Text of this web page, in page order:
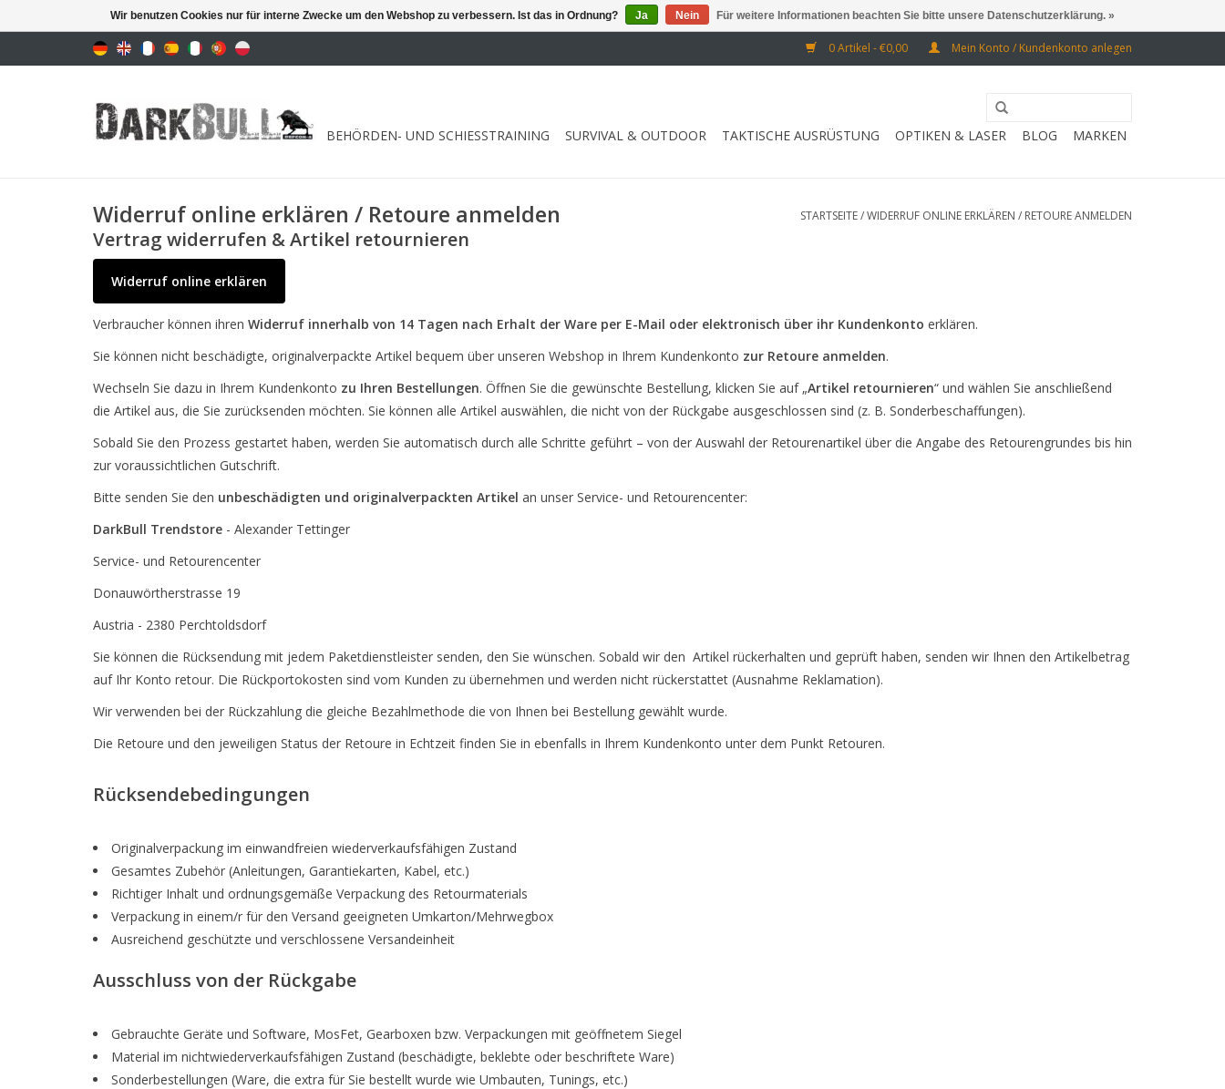
0 Artikel - €0,00 Mein Konto / Kundenkonto anlegen
BEHÖRDEN- UND SCHIESSTRAINING SURVIVAL & OUTDOOR TAKTISCHE AUSRÜSTUNG OPTIKEN & LASER BLOG MARKEN
Widerruf online erklären / Retoure anmelden STARTSEITE/WIDERRUF ONLINE ERKLÄREN / RETOURE ANMELDEN
Vertrag widerrufen & Artikel retournieren
Widerruf online erklären
Verbraucher können ihren Widerruf innerhalb von 14 Tagen nach Erhalt der Ware per E-Mail oder elektronisch über ihr Kundenkonto erklären.
Sie können nicht beschädigte, originalverpackte Artikel bequem über unseren Webshop in Ihrem Kundenkonto zur Retoure anmelden.
Wechseln Sie dazu in Ihrem Kundenkonto zu Ihren Bestellungen. Öffnen Sie die gewünschte Bestellung, klicken Sie auf „Artikel retournieren“ und wählen Sie anschließend
die Artikel aus, die Sie zurücksenden möchten. Sie können alle Artikel auswählen, die nicht von der Rückgabe ausgeschlossen sind (z. B. Sonderbeschaffungen).
Sobald Sie den Prozess gestartet haben, werden Sie automatisch durch alle Schritte geführt – von der Auswahl der Retourenartikel über die Angabe des Retourengrundes bis hin
zur voraussichtlichen Gutschrift.
Bitte senden Sie den unbeschädigten und originalverpackten Artikel an unser Service- und Retourencenter:
DarkBull Trendstore - Alexander Tettinger
Service- und Retourencenter
Donauwörtherstrasse 19
Austria - 2380 Perchtoldsdorf
Sie können die Rücksendung mit jedem Paketdienstleister senden, den Sie wünschen. Sobald wir den Artikel rückerhalten und geprüft haben, senden wir Ihnen den Artikelbetrag
auf Ihr Konto retour. Die Rückportokosten sind vom Kunden zu übernehmen und werden nicht rückerstattet (Ausnahme Reklamation).
Wir verwenden bei der Rückzahlung die gleiche Bezahlmethode die von Ihnen bei Bestellung gewählt wurde.
Die Retoure und den jeweiligen Status der Retoure in Echtzeit finden Sie in ebenfalls in Ihrem Kundenkonto unter dem Punkt Retouren.
Rücksendebedingungen
Originalverpackung im einwandfreien wiederverkaufsfähigen Zustand
Gesamtes Zubehör (Anleitungen, Garantiekarten, Kabel, etc.)
Richtiger Inhalt und ordnungsgemäße Verpackung des Retourmaterials
Verpackung in einem/r für den Versand geeigneten Umkarton/Mehrwegbox
Ausreichend geschützte und verschlossene Versandeinheit
Ausschluss von der Rückgabe
Gebrauchte Geräte und Software, MosFet, Gearboxen bzw. Verpackungen mit geöffnetem Siegel
Material im nichtwiederverkaufsfähigen Zustand (beschädigte, beklebte oder beschriftete Ware)
Sonderbestellungen (Ware, die extra für Sie bestellt wurde wie Umbauten, Tunings, etc.)
Wir benutzen Cookies nur für interne Zwecke um den Webshop zu verbessern. Ist das in Ordnung? Ja Nein Für weitere Informationen beachten Sie bitte unsere Datenschutzerklärung. »